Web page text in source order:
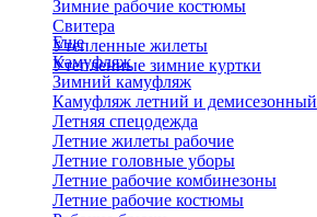
Зимние рабочие костюмы
Свитера
Утепленные жилеты
Утепленные зимние куртки
Еще
Камуфляж
Зимний камуфляж
Камуфляж летний и демисезонный
Летняя спецодежда
Летние жилеты рабочие
Летние головные уборы
Летние рабочие комбинезоны
Летние рабочие костюмы